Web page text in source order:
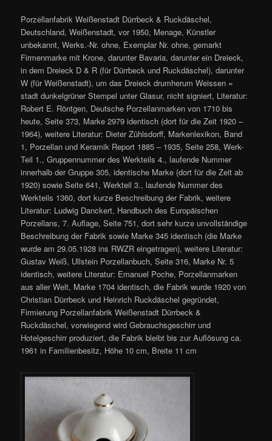
Porzellanfabrik Weißenstadt Dürrbeck & Ruckdäschel,
Deutschland, Weißenstadt, vor 1950, Menage, Künstler
unbekannt, Werks.-Nr. ohne, Exemplar Nr. ohne, gemarkt
Firmenmarke mit Krone, darunter Bavaria, darunter ein Dreieck,
in dem Dreieck D & R (für Dürrbeck und Ruckdäschel), darunter
W (für Weißenstadt), um das Dreieck drumherum Weissen =
stadt dunkelgrüner Stempel unter Glasur, nicht signiert, Literatur:
Robert E. Röntgen, Deutsche Porzellanmarken von 1710 bis
heute, Seite 373, Marke 2979 identisch (dort für die Zeit 1920 –
1964), weitere Literatur: Dieter Zühlsdorff, Markenlexikon, Band
1, Porzellan und Keramik Report 1885 – 1935, Seite 258, Werk-
Teil 1., Gruppennummer des Werkteils 4., laufende Nummer
innerhalb der Gruppe 305, identische Marke (dort für die Zeit ab
1920) sowie Seite 641, Werkteil 3., laufende Nummer des
Werkteils 1360, dort kurze Beschreibung der Fabrik, weitere
Literatur: Ludwig Danckert, Handbuch des Europäischen
Porzellans, 7. Auflage, Seite 751, dort sehr kurze unvollständige
Beschreibung der Fabrik sowie Marke 345 identisch (die Marke
wurde am 29.05.1928 ins RWZR eingetragen), weitere Literatur:
Gustav Weiß, Ullstein Porzellanbuch, Seite 316, Marke Nr. 5
identisch, weitere Literatur: Emanuel Poche, Porzellanmarken
aus aller Welt, Marke 1704 identisch, die Fabrik wurde 1920 von
Christian Dürrbeck und Heinrich Ruckdäschel gegründet,
Firmierung Porzellanfabrik Weißenstadt Dürrbeck &
Ruckdäschel, vorwiegend wird Gebrauchsgeschirr und
Hotelgeschirr produziert, die Fabrik bleibt bis zur Auflösung ca.
1961 in Familienbesitz, Höhe 10 cm, Breite 11 cm